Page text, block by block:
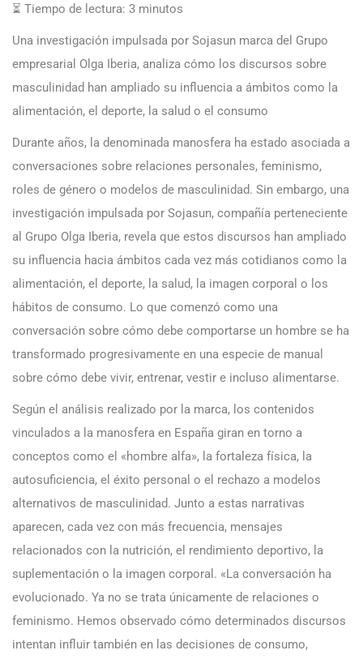
⏳ Tiempo de lectura: 3 minutos
Una investigación impulsada por Sojasun marca del Grupo
empresarial Olga Iberia, analiza cómo los discursos sobre
masculinidad han ampliado su influencia a ámbitos como la
alimentación, el deporte, la salud o el consumo
Durante años, la denominada manosfera ha estado asociada a
conversaciones sobre relaciones personales, feminismo,
roles de género o modelos de masculinidad. Sin embargo, una
investigación impulsada por Sojasun, compañía perteneciente
al Grupo Olga Iberia, revela que estos discursos han ampliado
su influencia hacia ámbitos cada vez más cotidianos como la
alimentación, el deporte, la salud, la imagen corporal o los
hábitos de consumo. Lo que comenzó como una
conversación sobre cómo debe comportarse un hombre se ha
transformado progresivamente en una especie de manual
sobre cómo debe vivir, entrenar, vestir e incluso alimentarse.
Según el análisis realizado por la marca, los contenidos
vinculados a la manosfera en España giran en torno a
conceptos como el «hombre alfa», la fortaleza física, la
autosuficiencia, el éxito personal o el rechazo a modelos
alternativos de masculinidad. Junto a estas narrativas
aparecen, cada vez con más frecuencia, mensajes
relacionados con la nutrición, el rendimiento deportivo, la
suplementación o la imagen corporal. «La conversación ha
evolucionado. Ya no se trata únicamente de relaciones o
feminismo. Hemos observado cómo determinados discursos
intentan influir también en las decisiones de consumo,